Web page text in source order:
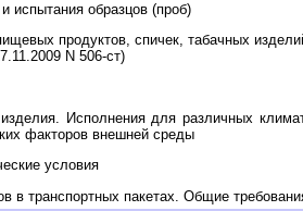
испытания образцов (проб)
продуктов, спичек, табачных
N 506-ст)
Исполнения для различных
факторов внешней среды
условия
в транспортных пакетах. Общие